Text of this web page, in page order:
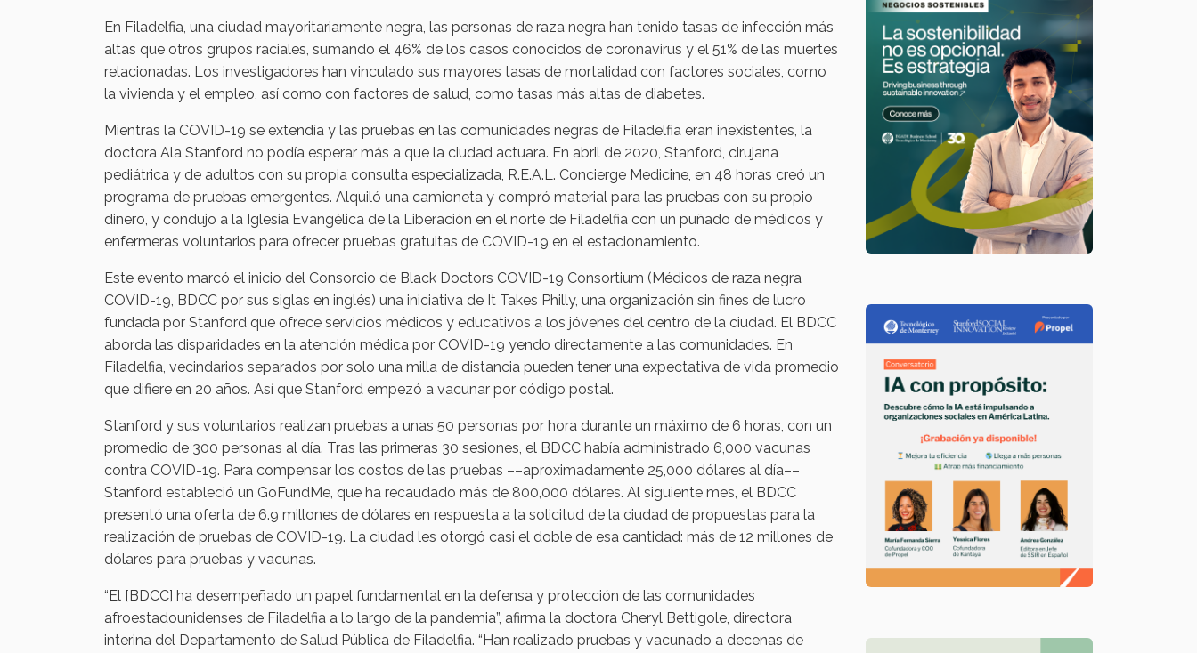
En Filadelfia, una ciudad mayoritariamente negra, las personas de raza negra han tenido tasas de infección más
altas que otros grupos raciales, sumando el 46% de los casos conocidos de coronavirus y el 51% de las muertes
relacionadas. Los investigadores han vinculado sus mayores tasas de mortalidad con factores sociales, como
la vivienda y el empleo, así como con factores de salud, como tasas más altas de diabetes.
Mientras la COVID-19 se extendía y las pruebas en las comunidades negras de Filadelfia eran inexistentes, la
doctora Ala Stanford no podía esperar más a que la ciudad actuara. En abril de 2020, Stanford, cirujana
pediátrica y de adultos con su propia consulta especializada, R.E.A.L. Concierge Medicine, en 48 horas creó un
programa de pruebas emergentes. Alquiló una camioneta y compró material para las pruebas con su propio
dinero, y condujo a la Iglesia Evangélica de la Liberación en el norte de Filadelfia con un puñado de médicos y
enfermeras voluntarios para ofrecer pruebas gratuitas de COVID-19 en el estacionamiento.
Este evento marcó el inicio del Consorcio de Black Doctors COVID-19 Consortium (Médicos de raza negra
COVID-19, BDCC por sus siglas en inglés) una iniciativa de It Takes Philly, una organización sin fines de lucro
fundada por Stanford que ofrece servicios médicos y educativos a los jóvenes del centro de la ciudad. El BDCC
aborda las disparidades en la atención médica por COVID-19 yendo directamente a las comunidades. En
Filadelfia, vecindarios separados por solo una milla de distancia pueden tener una expectativa de vida promedio
que difiere en 20 años. Así que Stanford empezó a vacunar por código postal.
Stanford y sus voluntarios realizan pruebas a unas 50 personas por hora durante un máximo de 6 horas, con un
promedio de 300 personas al día. Tras las primeras 30 sesiones, el BDCC había administrado 6,000 vacunas
contra COVID-19. Para compensar los costos de las pruebas ––aproximadamente 25,000 dólares al día––
Stanford estableció un GoFundMe, que ha recaudado más de 800,000 dólares. Al siguiente mes, el BDCC
presentó una oferta de 6.9 millones de dólares en respuesta a la solicitud de la ciudad de propuestas para la
realización de pruebas de COVID-19. La ciudad les otorgó casi el doble de esa cantidad: más de 12 millones de
dólares para pruebas y vacunas.
“El [BDCC] ha desempeñado un papel fundamental en la defensa y protección de las comunidades
afroestadounidenses de Filadelfia a lo largo de la pandemia”, afirma la doctora Cheryl Bettigole, directora
interina del Departamento de Salud Pública de Filadelfia. “Han realizado pruebas y vacunado a decenas de